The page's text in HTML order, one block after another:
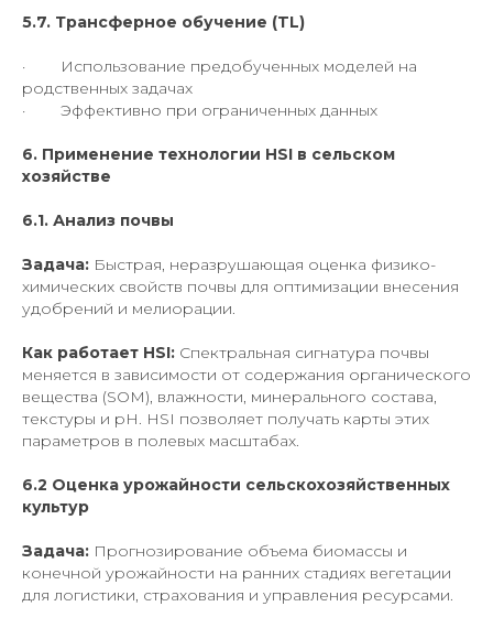
5.7. Трансферное обучение (TL)
· Использование предобученных моделей на
родственных задачах
· Эффективно при ограниченных данных
6. Применение технологии HSI в сельском
хозяйстве
6.1. Анализ почвы
Задача: Быстрая, неразрушающая оценка физико-
химических свойств почвы для оптимизации внесения
удобрений и мелиорации.
Как работает HSI: Спектральная сигнатура почвы
меняется в зависимости от содержания органического
вещества (SOM), влажности, минерального состава,
текстуры и pH. HSI позволяет получать карты этих
параметров в полевых масштабах.
6.2 Оценка урожайности сельскохозяйственных
культур
Задача: Прогнозирование объема биомассы и
конечной урожайности на ранних стадиях вегетации
для логистики, страхования и управления ресурсами.